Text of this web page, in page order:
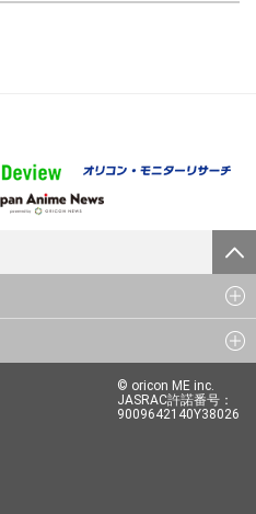
© oricon ME inc.
JASRAC許諾番号：
9009642140Y38026